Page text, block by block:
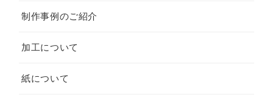
制作事例のご紹介
加工について
紙について